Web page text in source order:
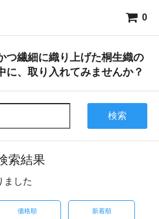
0
つ繊細に織り上げた桐生織の
に、取り入れてみませんか？
検索
索結果
ました
価格順 新着順